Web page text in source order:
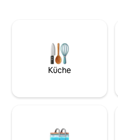
verlangt, dass jeder Gast bei der
Ankunft seine Passdaten,
Telefonnummer, Adresse und
Unterschrift angibt.
Küche